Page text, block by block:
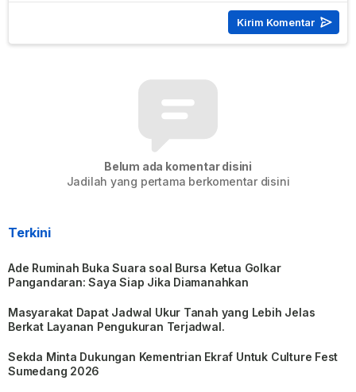
Belum ada komentar disini
Jadilah yang pertama berkomentar disini
Terkini
Ade Ruminah Buka Suara soal Bursa Ketua Golkar
Pangandaran: Saya Siap Jika Diamanahkan
Masyarakat Dapat Jadwal Ukur Tanah yang Lebih Jelas
Berkat Layanan Pengukuran Terjadwal.
Sekda Minta Dukungan Kementrian Ekraf Untuk Culture Fest
Sumedang 2026